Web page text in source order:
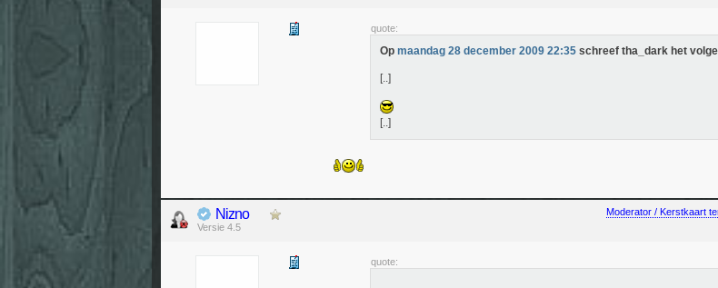
quote:
Op maandag 28 december 2009 22:35 schreef tha_dark het
[..]
[..]
Moderator / Kerstkaart
Nizno
Versie 4.5
quote: